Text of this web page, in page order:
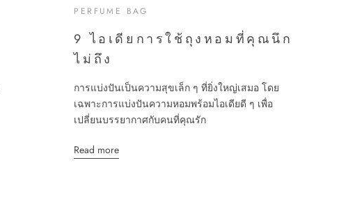
PERFUME BAG
9 ไอเดียการใช้ถุงหอมที่คุณนึก
ไม่ถึง
การแบ่งปันเป็นความสุขเล็ก ๆ ที่ยิ่งใหญ่เสมอ โดย
เฉพาะการแบ่งปันความหอมพร้อมไอเดียดี ๆ เพื่อ
เปลี่ยนบรรยากาศกับคนที่คุณรัก
Read more